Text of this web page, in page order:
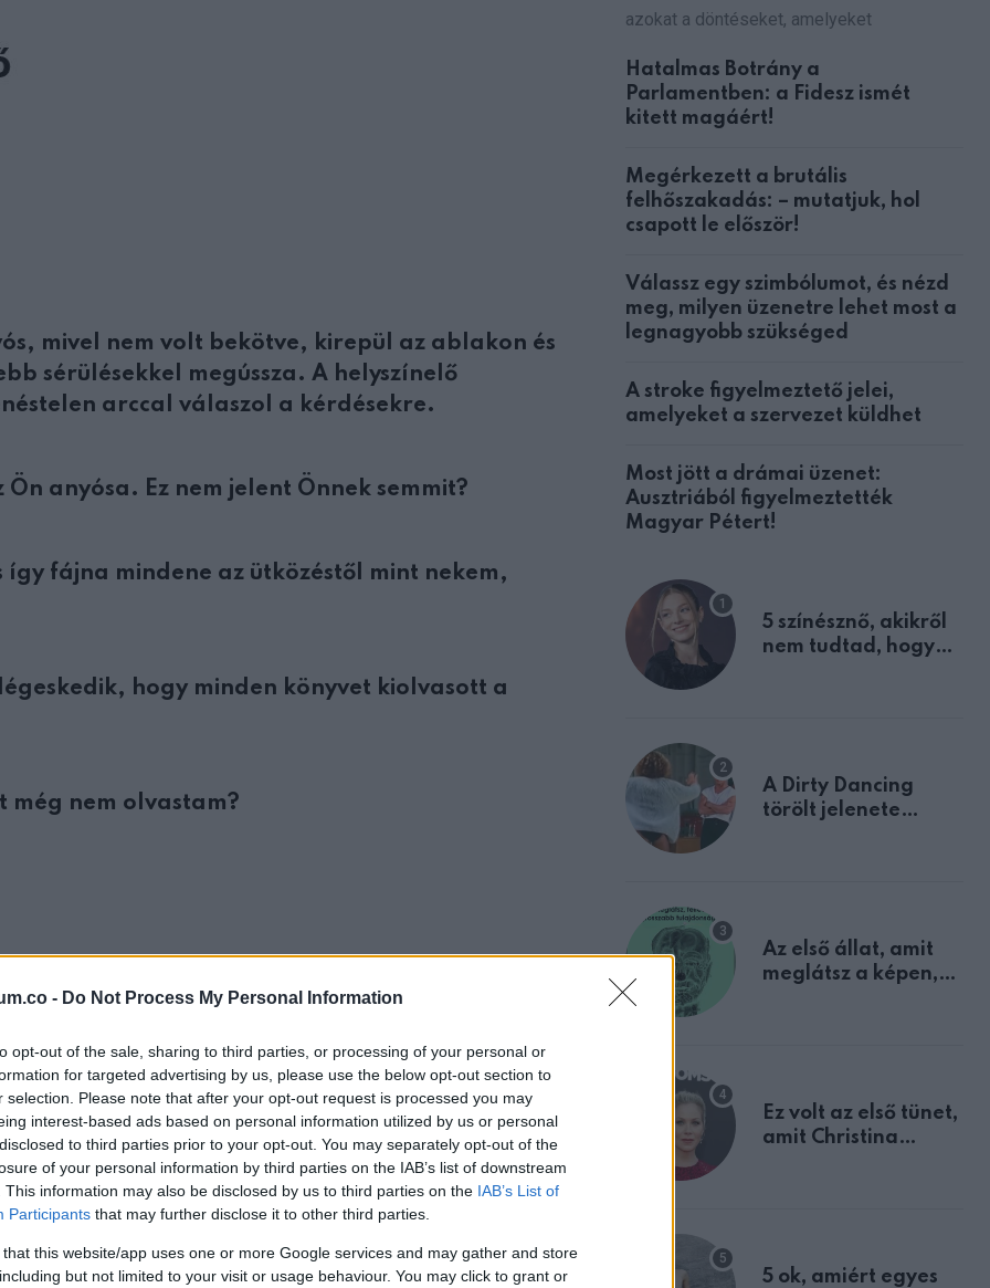
- Do Not Process My Personal Information
opt-out of the sale, sharing to third parties, or processing of your personal or
for targeted advertising by us, please use the below opt-out section to
selection. Please note that after your opt-out request is processed you may
interest-based ads based on personal information utilized by us or personal
to third parties prior to your opt-out. You may separately opt-out of the
of your personal information by third parties on the IAB’s list of downstream
This information may also be disclosed by us to third parties on the IAB’s List of
Participants that may further disclose it to other third parties.
that this website/app uses one or more Google services and may gather and store
but not limited to your visit or usage behaviour. You may click to grant or
mivel nem volt bekötve, kirepül az ablakon és
sérülésekkel megússza. A helyszínelő
arccal válaszol a kérdésekre.
anyósa. Ez nem jelent Önnek semmit?
fájna mindene az ütközéstől mint nekem,
hogy minden könyvet kiolvasott a
még nem olvastam?
KÖVETKEZŐ POSZT
Egy ország imádkozik a Jóban Rosszban
autóbalesetet szenvedett
azokat a döntéseket, amelyeket
Hatalmas Botrány a
Parlamentben: a Fidesz ismét
kitett magáért!
Megérkezett a brutális
felhőszakadás: – mutatjuk, hol
csapott le először!
Válassz egy szimbólumot, és nézd
meg, milyen üzenetre lehet most a
legnagyobb szükséged
A stroke figyelmeztető jelei,
amelyeket a szervezet küldhet
Most jött a drámai üzenet:
Ausztriából figyelmeztették
Magyar Pétert!
5 színésznő, akikről
nem tudtad, hogy
A Dirty Dancing
törölt jelenete
Az első állat, amit
meglátsz a képen,
Ez volt az első tünet,
amit Christina
5 ok, amiért egyes